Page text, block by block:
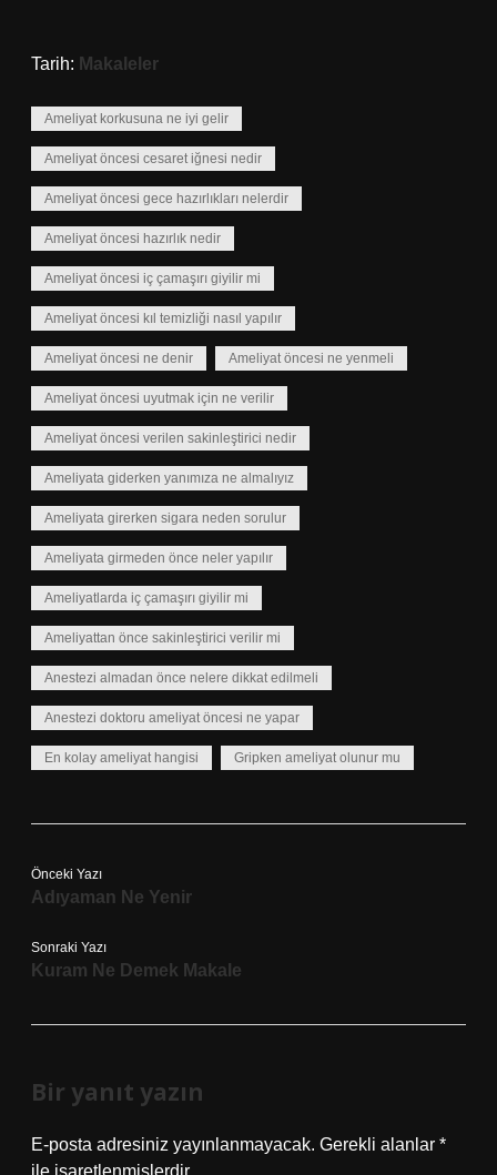
Tarih: Makaleler
Ameliyat korkusuna ne iyi gelir
Ameliyat öncesi cesaret iğnesi nedir
Ameliyat öncesi gece hazırlıkları nelerdir
Ameliyat öncesi hazırlık nedir
Ameliyat öncesi iç çamaşırı giyilir mi
Ameliyat öncesi kıl temizliği nasıl yapılır
Ameliyat öncesi ne denir Ameliyat öncesi ne yenmeli
Ameliyat öncesi uyutmak için ne verilir
Ameliyat öncesi verilen sakinleştirici nedir
Ameliyata giderken yanımıza ne almalıyız
Ameliyata girerken sigara neden sorulur
Ameliyata girmeden önce neler yapılır
Ameliyatlarda iç çamaşırı giyilir mi
Ameliyattan önce sakinleştirici verilir mi
Anestezi almadan önce nelere dikkat edilmeli
Anestezi doktoru ameliyat öncesi ne yapar
En kolay ameliyat hangisi Gripken ameliyat olunur mu
Önceki Yazı
Adıyaman Ne Yenir
Sonraki Yazı
Kuram Ne Demek Makale
Bir yanıt yazın
E-posta adresiniz yayınlanmayacak. Gerekli alanlar *
ile işaretlenmişlerdir